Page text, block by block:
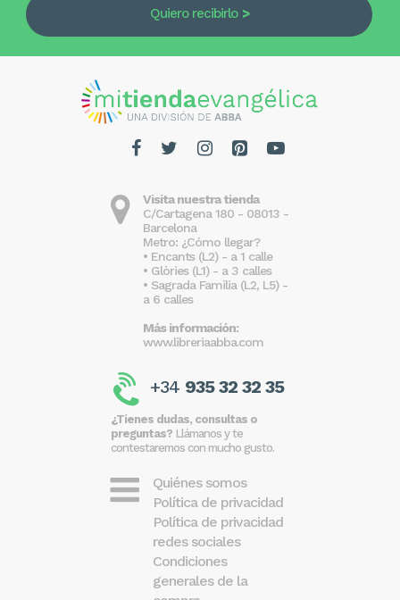
Quiero recibirlo
Visita nuestra tienda
C/Cartagena 180 - 08013 -
Barcelona
Metro: ¿Cómo llegar?
• Encants (L2) - a 1 calle
• Glòries (L1) - a 3 calles
• Sagrada Familia (L2, L5) -
a 6 calles
Más información:
www.libreriaabba.com
+34 935 32 32 35
¿Tienes dudas, consultas o
preguntas? Llámanos y te
contestaremos con mucho gusto.
Quiénes somos
Política de privacidad
Política de privacidad
redes sociales
Condiciones
generales de la